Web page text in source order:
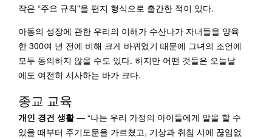
작은 “주요 규칙"을 편지 형식으로 출간한 적이 있다.
아동의 성장에 관한 우리의 이해가 수산나가 자녀들을 양육
한 300여 년 전에 비해 크게 바뀌었기 때문에 그녀의 조언에
모두 동의하지 않을 수도 있다. 하지만 어떤 것들은 오늘날
에도 여전히 시사하는 바가 크다.
종교 교육
개인 경건 생활— “나는 우리 가정의 아이들에게 말을 할 수
있을 때부터 주기도문을 가르쳤고, 기상과 취침 시에 끊임없